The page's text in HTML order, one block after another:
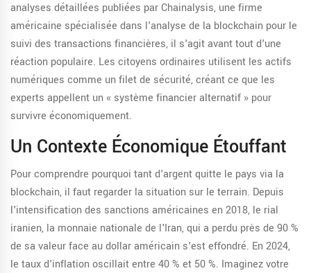
analyses détaillées publiées parChainalysis, une firme
américaine spécialisée dans l'analyse de la blockchain pour le
suivi des transactions financières, il s'agit avant tout d'une
réaction populaire. Les citoyens ordinaires utilisent les actifs
numériques comme un filet de sécurité, créant ce que les
experts appellent un « système financier alternatif » pour
survivre économiquement.
Un Contexte Économique Étouffant
Pour comprendre pourquoi tant d'argent quitte le pays via la
blockchain, il faut regarder la situation sur le terrain. Depuis
l'intensification des sanctions américaines en 2018, le rial
iranien, la monnaie nationale de l'Iran, qui a perdu près de 90 %
de sa valeur face au dollar américain s'est effondré. En 2024,
le taux d'inflation oscillait entre 40 % et 50 %. Imaginez votre